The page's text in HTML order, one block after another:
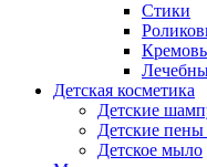
Стики
Детская косметика
Детские
Детские пены
Детское мыло